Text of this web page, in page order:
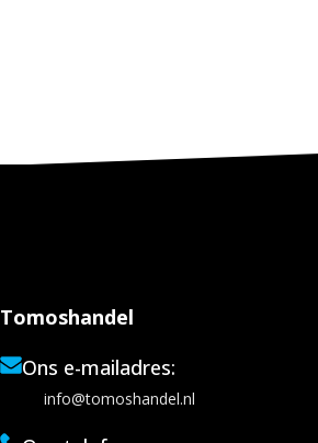
Tomoshandel
Ons e-mailadres:
info@tomoshandel.nl